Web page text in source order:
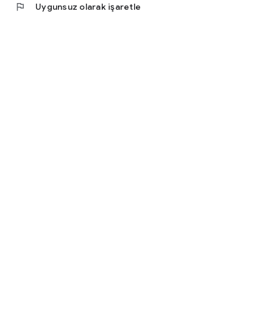
flag Uygunsuz olarak işaretle